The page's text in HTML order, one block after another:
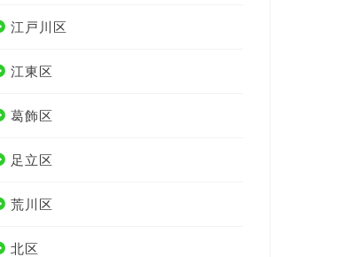
江戸川区
江東区
葛飾区
足立区
荒川区
北区